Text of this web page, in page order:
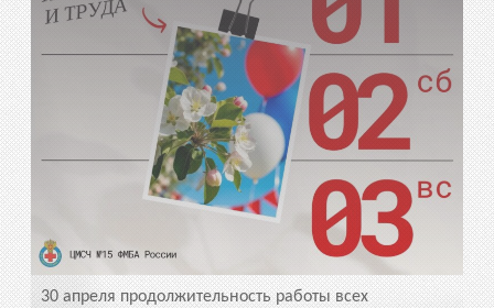
30 апреля продолжительность работы всех